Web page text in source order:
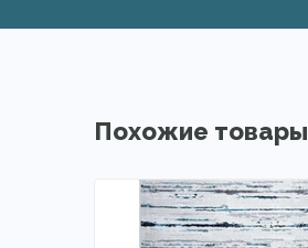
Похожие товары